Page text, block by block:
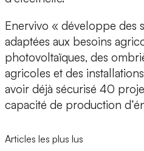
Enervivo « développe des
adaptées aux besoins
photovoltaïques, des
agricoles et des
avoir déjà sécurisé 40
capacité de production
Articles les plus lus